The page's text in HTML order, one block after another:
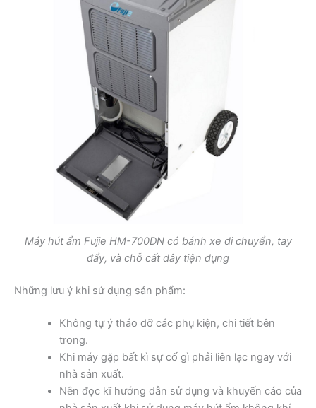
Máy hút ẩm Fujie HM-700DN có bánh xe di chuyển, tay
đẩy, và chỗ cất dây tiện dụng
Những lưu ý khi sử dụng sản phẩm:
Không tự ý tháo dỡ các phụ kiện, chi tiết bên
trong.
Khi máy gặp bất kì sự cố gì phải liên lạc ngay với
nhà sản xuất.
Nên đọc kĩ hướng dẫn sử dụng và khuyến cáo của